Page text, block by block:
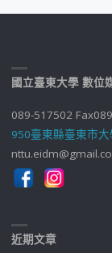
國立臺東大學 數位
089-517502
950臺東縣臺東市
近期文章